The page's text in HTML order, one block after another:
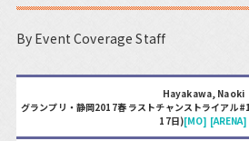
By Event Coverage Staff
Hayakawa, Naoki
グランプリ・静岡2017春 ラストチャンストライアル
17日)[MO] [ARENA]